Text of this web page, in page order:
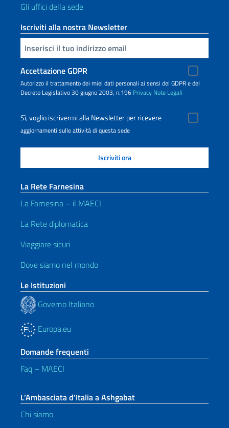
Gli uffici della sede
Iscriviti alla nostra Newsletter
Inserisci la tua email
Accettazione GDPR
Autorizzo il trattamento dei miei dati personali ai sensi del GDPR e del
Decreto Legislativo 30 giugno 2003, n.196 Privacy Note Legali
Sì, voglio iscrivermi alla Newsletter per ricevere
aggiornamenti sulle attività di questa sede
La Rete Farnesina
La Farnesina – il MAECI
La Rete diplomatica
Viaggiare sicuri
Dove siamo nel mondo
Le Istituzioni
Governo Italiano
Europa.eu
Domande frequenti
Faq – MAECI
L’Ambasciata d’Italia a Ashgabat
Chi siamo